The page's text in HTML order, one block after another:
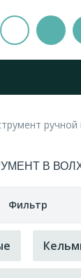
ручной
В
Фильтр